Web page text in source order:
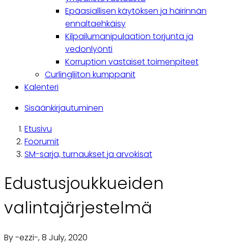
Epäasiallisen käytöksen ja häirinnän
ennaltaehkäisy
Kilpailumanipulaation torjunta ja
vedonlyönti
Korruption vastaiset toimenpiteet
Curlingliiton kumppanit
Kalenteri
Käyttäjävalikko
Sisäänkirjautuminen
Breadcrumb
Etusivu
Foorumit
SM-sarja, turnaukset ja arvokisat
Edustusjoukkueiden
valintajärjestelmä
By-ezzi-, 8 July, 2020